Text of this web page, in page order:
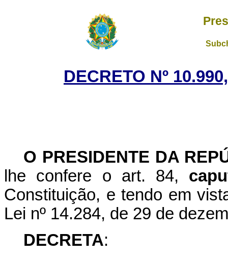
DECRETO Nº
O PRESIDENTE DA
lhe confere o art. 84,
Constituição, e tendo em
Lei nº 14.284, de 29 de
DECRETA: